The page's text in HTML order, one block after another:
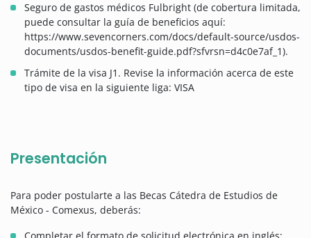
Seguro de gastos médicos Fulbright (de cobertura limitada,
puede consultar la guía de beneficios aquí:
https://www.sevencorners.com/docs/default-source/usdos-
documents/usdos-benefit-guide.pdf?sfvrsn=d4c0e7af_1).
Trámite de la visa J1. Revise la información acerca de este
tipo de visa en la siguiente liga: VISA
Presentación
Para poder postularte a las Becas Cátedra de Estudios de
México - Comexus, deberás: